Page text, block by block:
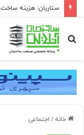
جستجو
برای
خانه / اجتماعی